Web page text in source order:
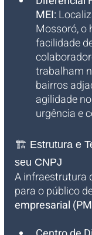
MEI:
Mossoró, o
facilidade
trabalham
bairros
agilidade
urgência e
🏗️ Estrutura e
seu CNPJ
A infraestrutura
para o público
empresarial